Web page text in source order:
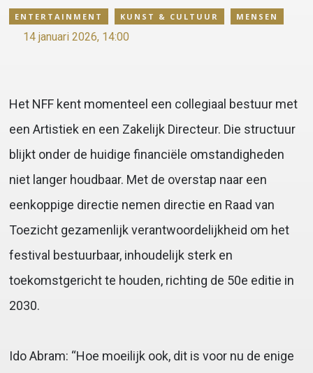
ENTERTAINMENT KUNST & CULTUUR MENSEN
14 januari 2026, 14:00
Het NFF kent momenteel een collegiaal bestuur met
een Artistiek en een Zakelijk Directeur. Die structuur
blijkt onder de huidige financiële omstandigheden
niet langer houdbaar. Met de overstap naar een
eenkoppige directie nemen directie en Raad van
Toezicht gezamenlijk verantwoordelijkheid om het
festival bestuurbaar, inhoudelijk sterk en
toekomstgericht te houden, richting de 50e editie in
2030.
Ido Abram: “Hoe moeilijk ook, dit is voor nu de enige